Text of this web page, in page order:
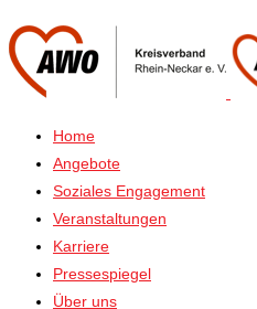
Home
Angebote
Soziales Engagement
Veranstaltungen
Karriere
Pressespiegel
Über uns